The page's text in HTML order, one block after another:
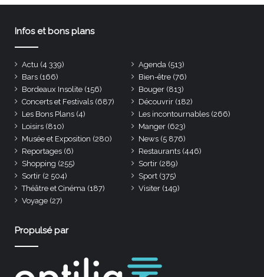
Infos et bons plans
Actu (4 339) Agenda (513)
Bars (166) Bien-être (76)
Bordeaux Insolite (156) Bouger (813)
Concerts et Festivals (687) Découvrir (182)
Les Bons Plans (4) Les incontournables (266)
Loisirs (810) Manger (623)
Musée et Exposition (280) News (5 876)
Reportages (6) Restaurants (446)
Shopping (255) Sortir (289)
Sortir (2 504) Sport (375)
Théâtre et Cinéma (187) Visiter (149)
Voyage (27)
Propulsé par